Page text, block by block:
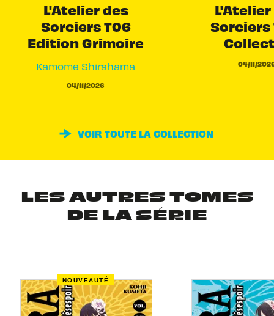
L'Atelier des
Sorciers T06
Edition Grimoire
Kamome Shirahama
04/11/2026
L'Atelier
Sorciers
04/11/
VOIR TOUTE LA COLLECTION
LES AUTRES TOMES
DE LA SÉRIE
NOUVEAUTÉ